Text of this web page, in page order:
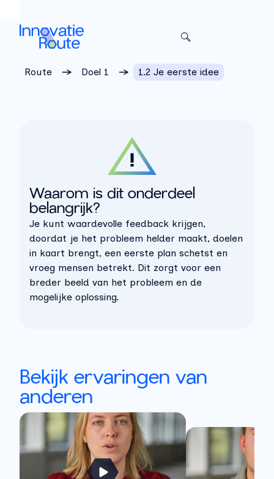
Sla het menu over
Route Doel 1 1.2 Je eerste idee
Waarom is dit onderdeel
belangrijk?
Je kunt waardevolle feedback krijgen,
doordat je het probleem helder maakt, doelen
in kaart brengt, een eerste plan schetst en
vroeg mensen betrekt. Dit zorgt voor een
breder beeld van het probleem en de
mogelijke oplossing.
Bekijk ervaringen van
anderen